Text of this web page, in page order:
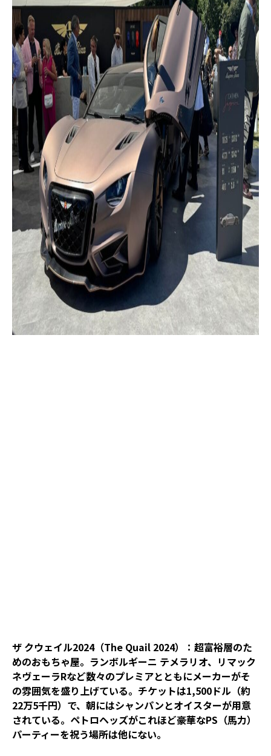
ザ クウェイル2024（The Quail 2024）：超富裕層のた
めのおもちゃ屋。ランボルギーニ テメラリオ、リマック
ネヴェーラRなど数々のプレミアとともにメーカーがそ
の雰囲気を盛り上げている。チケットは1,500ドル（約
22万5千円）で、朝にはシャンパンとオイスターが用意
されている。ペトロヘッズがこれほど豪華なPS（馬力）
パーティーを祝う場所は他にない。